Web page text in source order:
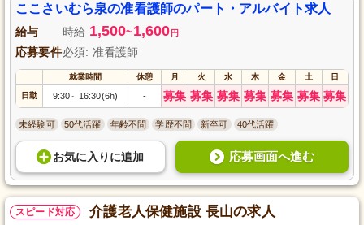
ここさいむら泉の准看護師のパート・アルバイト求人
給与 時給 1,500~1,600 円
応募要件必須: 准看護師
就業時間 休憩 月 火 水 木 金 土 日
日勤 9:30～ 16:30(6h) - 募集 募集 募集 募集 募集 募集 募集
未経験可 50代活躍 年齢不問 学歴不問 新卒可 40代活躍
お気に入り に追加 応募画面へ進む
スピード対応 介護老人保健施設 長山の求人